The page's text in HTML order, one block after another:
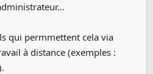
qui permmettent cela via
à distance (exemples :